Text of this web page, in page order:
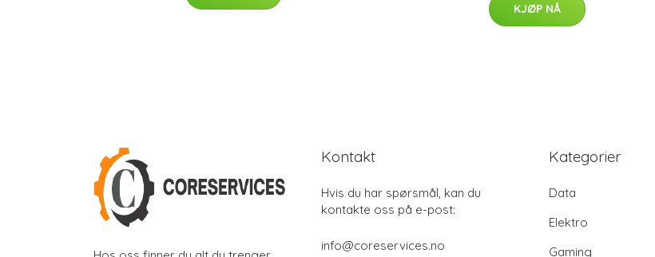
KJØP NÅ
Kontakt
Hvis du har spørsmål, kan du
kontakte oss på e-post:
info@coreservices.no
Kategorier
Data
Elektro
Gaming